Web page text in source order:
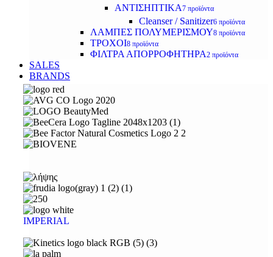
ΑΝΤΙΣΗΠΤΙΚΑ7 προϊόντα
Cleanser / Sanitizer6 προϊόντα
ΛΑΜΠΕΣ ΠΟΛΥΜΕΡΙΣΜΟΥ8 προϊόντα
ΤΡΟΧΟΙ8 προϊόντα
ΦΙΛΤΡΑ ΑΠΟΡΡΟΦΗΤΗΡΑ2 προϊόντα
SALES
BRANDS
IMPERIAL